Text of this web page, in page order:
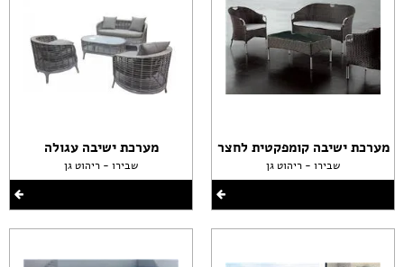
מערכת ישיבה קומפקטית לחצר
שבירו - ריהוט גן
מערכת ישיבה עגולה
שבירו - ריהוט גן